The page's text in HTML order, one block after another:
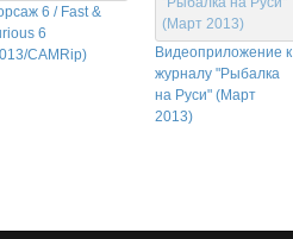
6 / Fast &
6
CAMRip)
Видеоприложение к
журналу "Рыбалка
на Руси" (Март
2013)